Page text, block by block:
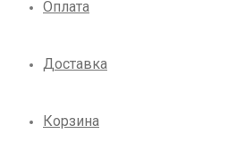
Оплата
Доставка
Корзина